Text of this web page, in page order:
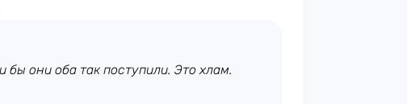
они оба так поступили. Это хлам.